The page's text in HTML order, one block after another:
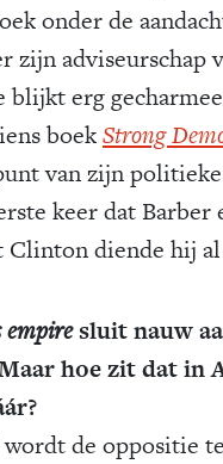
onder de
zijn adviseurschap
blijkt erg
boekStrong
van zijn
keer dat
Clinton diende hij al
empiresluit nauw
hoe zit dat in
wordt de oppositie